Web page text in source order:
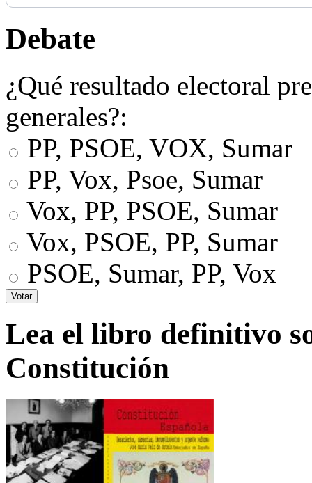
Debate
¿Qué resultado electoral
generales?:
PP, PSOE, VOX, Sumar
PP, Vox, Psoe, Sumar
Vox, PP, PSOE, Sumar
Vox, PSOE, PP, Sumar
PSOE, Sumar, PP, Vox
Lea el libro definitivo
Constitución